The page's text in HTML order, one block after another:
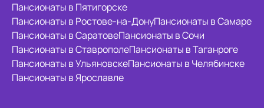
Пансионаты в Пятигорске
Пансионаты в Ростове-на-ДонуПансионаты в Самаре
Пансионаты в СаратовеПансионаты в Сочи
Пансионаты в СтаврополеПансионаты в Таганроге
Пансионаты в УльяновскеПансионаты в Челябинске
Пансионаты в Ярославле